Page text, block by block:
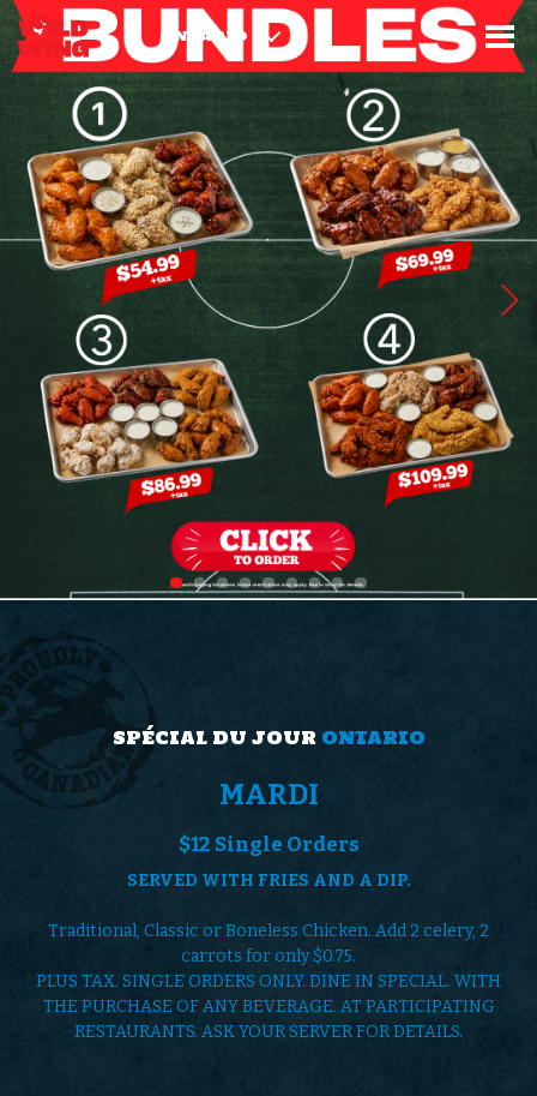
ONTARIO
SPÉCIAL DU JOURONTARIO
MARDI
$12 Single Orders
SERVED WITH FRIES AND A DIP.
Traditional, Classic or Boneless Chicken. Add 2 celery, 2
carrots for only $0.75.
PLUS TAX. SINGLE ORDERS ONLY. DINE IN SPECIAL. WITH
THE PURCHASE OF ANY BEVERAGE. AT PARTICIPATING
RESTAURANTS. ASK YOUR SERVER FOR DETAILS.
0
1
8
2
7
1
5
9
3
7
1
6
4
8
2
6
0
4
9
7
4
2
9
7
4
0
7
2
0
8
5
3
0
4
1
8
4
1
8
2
9
0
7
3
0
7
8
3
8
3
9
4
9
4
9
0
5
0
6
3
6
9
2
6
9
2
5
8
1
7
3
7
0
3
8
5
2
8
5
1
8
5
8
4
1
4
1
7
4